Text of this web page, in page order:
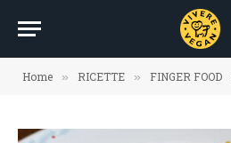
Home » RICETTE » FINGER FOOD